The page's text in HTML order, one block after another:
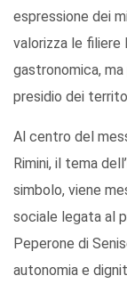
espressione dei
valorizza le filiere
gastronomica,
presidio dei
Al centro del
Rimini, il tema
simbolo, viene
sociale legata al
Peperone di
autonomia e